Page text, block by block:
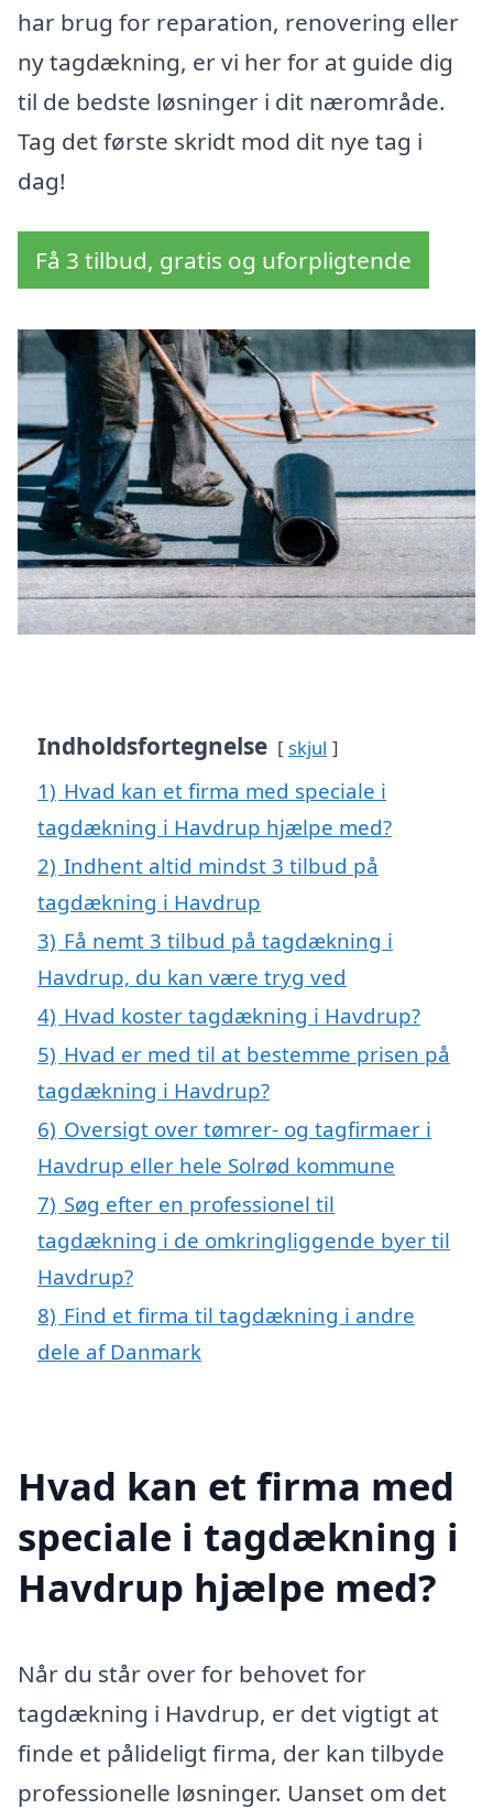
har brug for reparation, renovering eller
ny tagdækning, er vi her for at guide dig
til de bedste løsninger i dit nærområde.
Tag det første skridt mod dit nye tag i
dag!
Få 3 tilbud, gratis og uforpligtende
Indholdsfortegnelse skjul
1) Hvad kan et firma med speciale i
tagdækning i Havdrup hjælpe med?
2) Indhent altid mindst 3 tilbud på
tagdækning i Havdrup
3) Få nemt 3 tilbud på tagdækning i
Havdrup, du kan være tryg ved
4) Hvad koster tagdækning i Havdrup?
5) Hvad er med til at bestemme prisen på
tagdækning i Havdrup?
6) Oversigt over tømrer- og tagfirmaer i
Havdrup eller hele Solrød kommune
7) Søg efter en professionel til
tagdækning i de omkringliggende byer til
Havdrup?
8) Find et firma til tagdækning i andre
dele af Danmark
Hvad kan et firma med
speciale i tagdækning i
Havdrup hjælpe med?
Når du står over for behovet for
tagdækning i Havdrup, er det vigtigt at
finde et pålideligt firma, der kan tilbyde
professionelle løsninger. Uanset om det